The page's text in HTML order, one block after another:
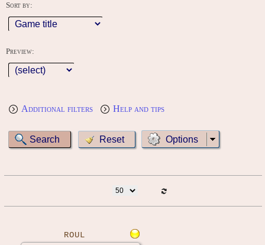
Sort by:
Preview:
Additional filters Help and tips
Options
ROUL